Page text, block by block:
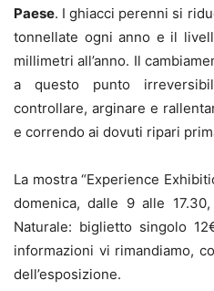
Paese. I ghiacci perenni si
tonnellate ogni anno e il
millimetri all’anno. Il
a questo punto
controllare, arginare e
e correndo ai dovuti ripari
La mostra “Experience
domenica, dalle 9 alle
Naturale: biglietto singolo
informazioni vi rimandiamo,
dell’esposizione.